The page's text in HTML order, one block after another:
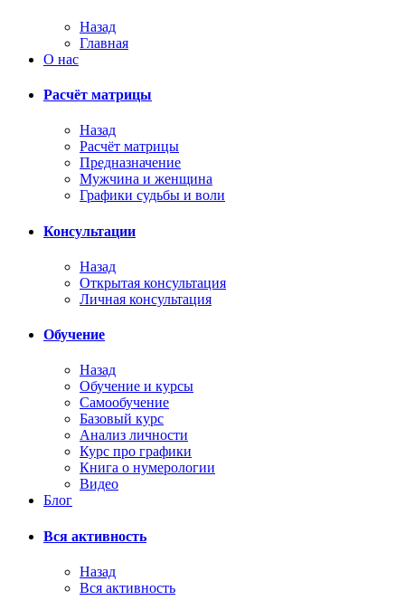
Назад
Главная
О нас
Расчёт матрицы
Назад
Расчёт матрицы
Предназначение
Мужчина и женщина
Графики судьбы и воли
Консультации
Назад
Открытая консультация
Личная консультация
Обучение
Назад
Обучение и курсы
Самообучение
Базовый курс
Анализ личности
Курс про графики
Книга о нумерологии
Видео
Блог
Вся активность
Назад
Вся активность